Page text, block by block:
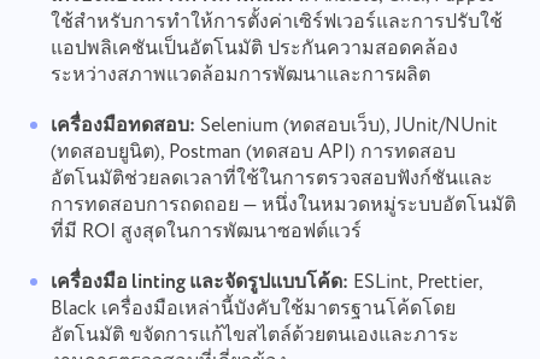
ใช้สำหรับการทำให้การตั้งค่าเซิร์ฟเวอร์และการปรับใช้
แอปพลิเคชันเป็นอัตโนมัติ ประกันความสอดคล้อง
ระหว่างสภาพแวดล้อมการพัฒนาและการผลิต
เครื่องมือทดสอบ: Selenium (ทดสอบเว็บ), JUnit/NUnit
(ทดสอบยูนิต), Postman (ทดสอบ API) การทดสอบ
อัตโนมัติช่วยลดเวลาที่ใช้ในการตรวจสอบฟังก์ชันและ
การทดสอบการถดถอย — หนึ่งในหมวดหมู่ระบบอัตโนมัติ
ที่มี ROI สูงสุดในการพัฒนาซอฟต์แวร์
เครื่องมือ linting และจัดรูปแบบโค้ด: ESLint, Prettier,
Black เครื่องมือเหล่านี้บังคับใช้มาตรฐานโค้ดโดย
อัตโนมัติ ขจัดการแก้ไขสไตล์ด้วยตนเองและภาระ